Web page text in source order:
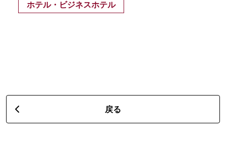
ホテル・ビジネスホテル
戻る